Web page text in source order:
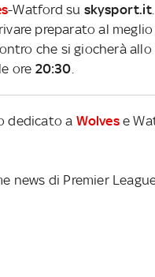
-Watford su skysport.it.
preparato al
che si giocherà
ore 20:30
dedicato a Wolvese
news di Premier